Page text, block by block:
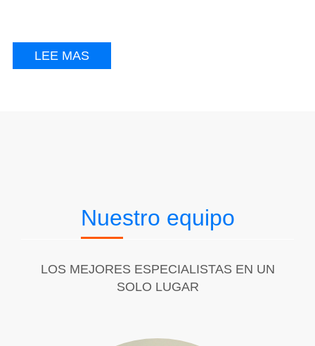
LEE MAS
Nuestro equipo
LOS MEJORES ESPECIALISTAS EN UN
SOLO LUGAR